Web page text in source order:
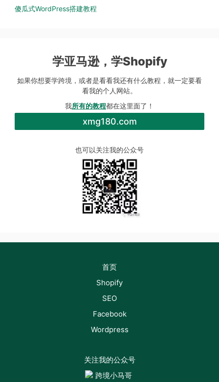
傻瓜式WordPress搭建教程
学亚马逊，学Shopify
如果你想要学跨境，或者是看看我还有什么教程，就一定要看
看我的个人网站。
我所有的教程都在这里面了！
xmg180.com
也可以关注我的公众号
首页
Shopify
SEO
Facebook
Wordpress
关注我的公众号